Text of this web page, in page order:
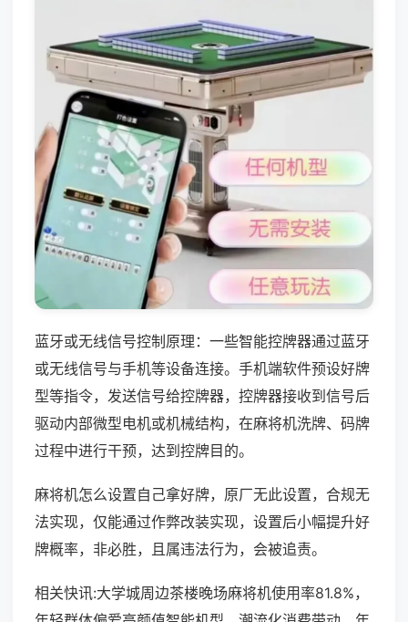
蓝牙或无线信号控制原理：一些智能控牌器通过蓝牙
或无线信号与手机等设备连接。手机端软件预设好牌
型等指令，发送信号给控牌器，控牌器接收到信号后
驱动内部微型电机或机械结构，在麻将机洗牌、码牌
过程中进行干预，达到控牌目的。
麻将机怎么设置自己拿好牌，原厂无此设置，合规无
法实现，仅能通过作弊改装实现，设置后小幅提升好
牌概率，非必胜，且属违法行为，会被追责。
相关快讯:大学城周边茶楼晚场麻将机使用率81.8%，